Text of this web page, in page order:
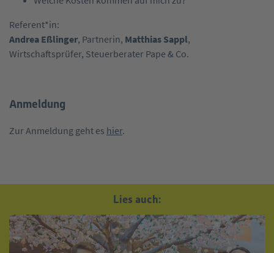
Referent*in:
Andrea Eßlinger, Partnerin, Matthias Sappl,
Wirtschaftsprüfer, Steuerberater Pape & Co.
Anmeldung
Zur Anmeldung geht es hier.
Lies auch: